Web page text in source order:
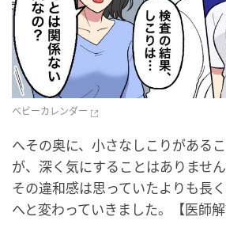
ベビーカレンダー
へその奥に、小さなしこりがある
が、深く気にすることはありません
その違和感は思っていたよりも長
へと変わっていきました。【医師解